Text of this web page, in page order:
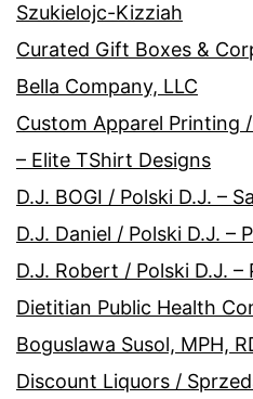
Szukielojc-Kizziah
Curated Gift Boxes &
Bella Company, LLC
Custom Apparel Printing
– Elite TShirt Designs
D.J. BOGI / Polski D.J. –
D.J. Daniel / Polski D.J. –
D.J. Robert / Polski D.J. –
Dietitian Public Health
Boguslawa Susol, MPH,
Discount Liquors /